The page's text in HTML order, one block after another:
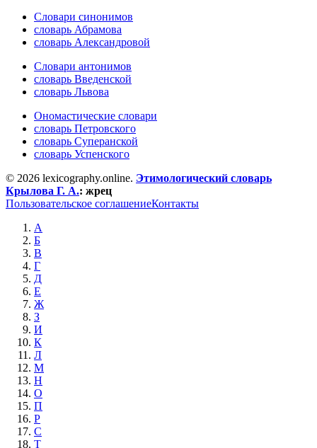
Словари синонимов
словарь Абрамова
словарь Александровой
Словари антонимов
словарь Введенской
словарь Львова
Ономастические словари
словарь Петровского
словарь Суперанской
словарь Успенского
© 2026 lexicography.online. Этимологический словарь
Крылова Г. А.: жрец
Пользовательское соглашениеКонтакты
А
Б
В
Г
Д
Е
Ж
З
И
К
Л
М
Н
О
П
Р
С
Т